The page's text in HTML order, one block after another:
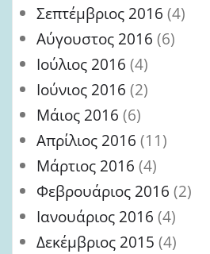
Σεπτέμβριος 2016 (4)
Αύγουστος 2016 (6)
Ιούλιος 2016 (4)
Ιούνιος 2016 (2)
Μάιος 2016 (6)
Απρίλιος 2016 (11)
Μάρτιος 2016 (4)
Φεβρουάριος 2016 (2)
Ιανουάριος 2016 (4)
Δεκέμβριος 2015 (4)